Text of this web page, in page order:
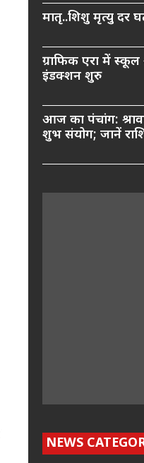
मातृ..शिशु मृत्यु दर
ग्राफिक एरा में
इंडक्शन शुरु
आज का पंचांग:
शुभ संयोग; जानें
NEWS